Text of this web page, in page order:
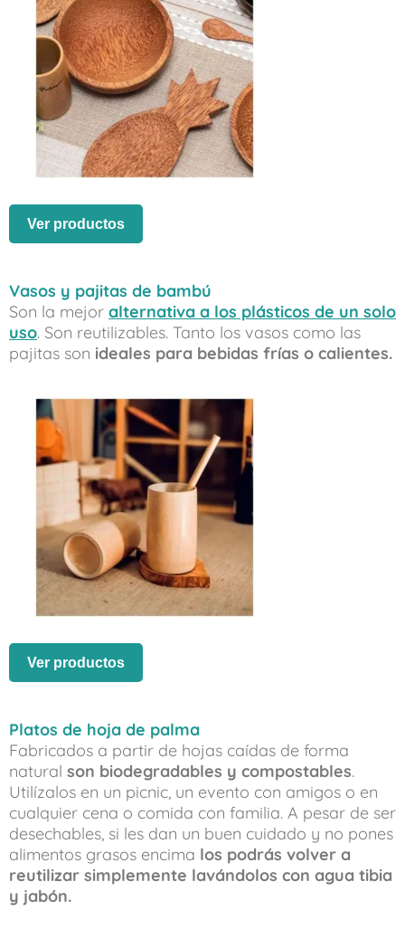
Ver productos
Vasos y pajitas de bambú
Son la mejor alternativa a los plásticos de un solo
uso. Son reutilizables. Tanto los vasos como las
pajitas son ideales para bebidas frías o calientes.
Ver productos
Platos de hoja de palma
Fabricados a partir de hojas caídas de forma
natural son biodegradables y compostables.
Utilízalos en un picnic, un evento con amigos o en
cualquier cena o comida con familia. A pesar de ser
desechables, si les dan un buen cuidado y no pones
alimentos grasos encima los podrás volver a
reutilizar simplemente lavándolos con agua tibia
y jabón.